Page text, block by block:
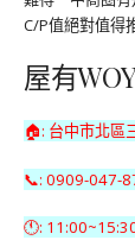
C/P值絕對值得
屋有
🏠: 台中市北區
📞: 0909-047-
🕚: